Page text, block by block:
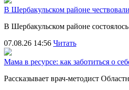
В Шербакульском районе
В Шербакульском районе
07.08.26 14:56 Читать
Мама в ресурсе: как заботиться о
Рассказывает врач-методист